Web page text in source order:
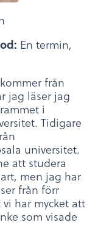
En termin,
från
jag läser jag
i
Tidigare
universitet.
att studera
men jag har
från förr
har mycket att
som visade